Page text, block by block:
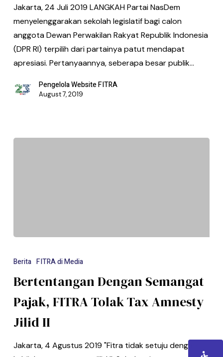
Jakarta, 24 Juli 2019 LANGKAH Partai NasDem
menyelenggarakan sekolah legislatif bagi calon
anggota Dewan Perwakilan Rakyat Republik Indonesia
(DPR RI) terpilih dari partainya patut mendapat
apresiasi. Pertanyaannya, seberapa besar publik…
Pengelola Website FITRA
August 7, 2019
Berita FITRA di Media
Bertentangan Dengan Semangat
Pajak, FITRA Tolak Tax Amnesty
Jilid II
Jakarta, 4 Agustus 2019 "Fitra tidak setuju dengan